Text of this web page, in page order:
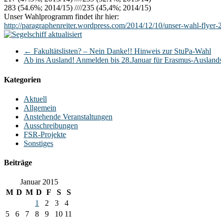
283 (54.6%; 2014/15) ////235 (45,4%; 2014/15)
Unser Wahlprogramm findet ihr hier:
http://paragraphenreiter.wordpress.com/2014/12/10/unser-wahl-flyer-
← Fakultätslisten? – Nein Danke!! Hinweis zur StuPa-Wahl
Ab ins Ausland! Anmelden bis 28.Januar für Erasmus-
Kategorien
Aktuell
Allgemein
Anstehende Veranstaltungen
Ausschreibungen
FSR-Projekte
Sonstiges
Beiträge
Januar 2015
M D M D F S
S
1
2 3
4
5
6 7 8 9 10 11